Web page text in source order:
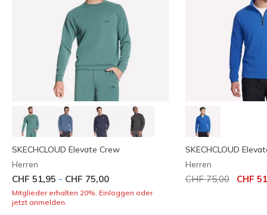
SKECHCLOUD Elevate Crew
Herren
CHF 51,95 - CHF 75,00
Mitglieder erhalten 20%. Einloggen oder
jetzt anmelden.
SKECHCLOUD
Herren
Reduziert von
CHF 75,00aufCHF